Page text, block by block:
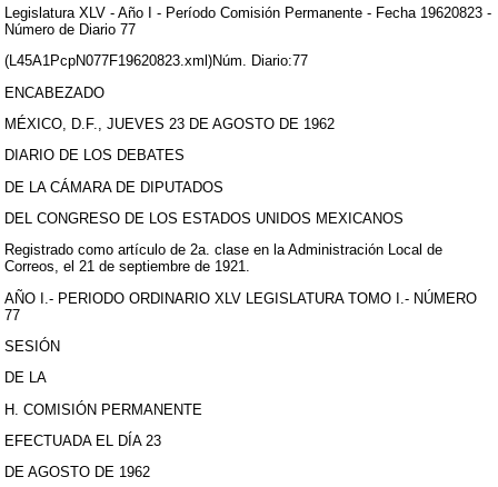
Legislatura XLV - Año I - Período Comisión Permanente - Fecha 19620823 -
Número de Diario 77
(L45A1PcpN077F19620823.xml)Núm. Diario:77
ENCABEZADO
MÉXICO, D.F., JUEVES 23 DE AGOSTO DE 1962
DIARIO DE LOS DEBATES
DE LA CÁMARA DE DIPUTADOS
DEL CONGRESO DE LOS ESTADOS UNIDOS MEXICANOS
Registrado como artículo de 2a. clase en la Administración Local de
Correos, el 21 de septiembre de 1921.
AÑO I.- PERIODO ORDINARIO XLV LEGISLATURA TOMO I.- NÚMERO
77
SESIÓN
DE LA
H. COMISIÓN PERMANENTE
EFECTUADA EL DÍA 23
DE AGOSTO DE 1962